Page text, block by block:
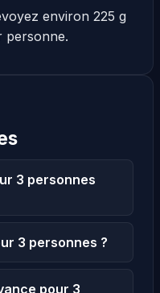
environ 225 g
personne.
3 personnes
3 personnes ?
pour 3